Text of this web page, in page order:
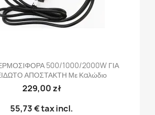
500/1000/2000W ΓΙΑ
ΑΠΟΣΤΑΚΤΗ Με Καλώδιο
229,00 zł
55,73 €tax incl.